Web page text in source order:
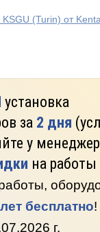
(Turin) от
установка
за 2 дня
у
на работы
бесплатно!
г.